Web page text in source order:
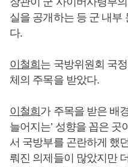
실을 공개하는 등 군 내부
다.
이철희 는 국방위원회 국
체의 주목을 받았다.
이철희 가 주목을 받은 배
늘어지는’ 성향을 꼽은 곳
서 국방부를 곤란하게 했
뤄진 의제들이 많았지만